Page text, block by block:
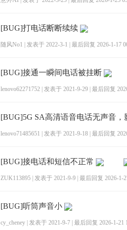
[BUG]打电话断断续续
随风No1 发表于 2022-3-1 最后回复 2026-1-17
[BUG]接通一瞬间电话被挂断
lenovo62271752 发表于 2021-9-29 最后回复
[BUG]5G SA高清语音电话无声音，
lenovo71485651 发表于 2021-9-18 最后回复
[BUG]接电话和短信不正常
ZUK113895 发表于 2021-9-9 最后回复 2026-1-
[BUG]听筒声音小
cy_cheney 发表于 2021-9-7 最后回复 2026-1-21